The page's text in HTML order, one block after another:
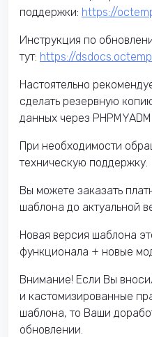
поддержки: https://
Инструкция по
тут: https://
Настоятельно
сделать резервную
данных через
При необходимости
техническую поддержку.
Вы можете заказать
шаблона до актуальной
Новая версия шаблона
функционала + новые
Внимание! Если Вы
и кастомизированные
шаблона, то Ваши
обновлении.